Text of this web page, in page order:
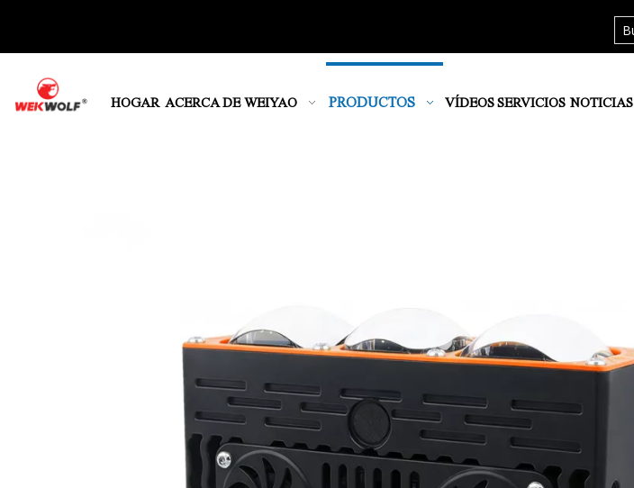
HOGAR ACERCA DE WEIYAO PRODUCTOS VÍDEOS SERVICIOS NOTICIAS